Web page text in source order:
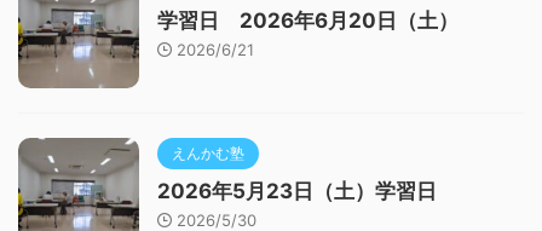
学習日 2026年6月20日（土）
2026/6/21
えんかむ塾
2026年5月23日（土）学習日
2026/5/30